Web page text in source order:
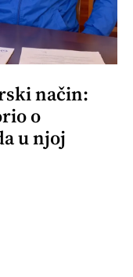
način:
o
u njoj